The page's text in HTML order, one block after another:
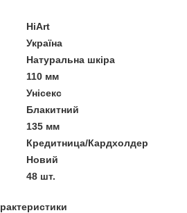
HiArt
Україна
Натуральна шкіра
110 мм
Унісекс
Блакитний
135 мм
Кредитница/Кардхолдер
Новий
48 шт.